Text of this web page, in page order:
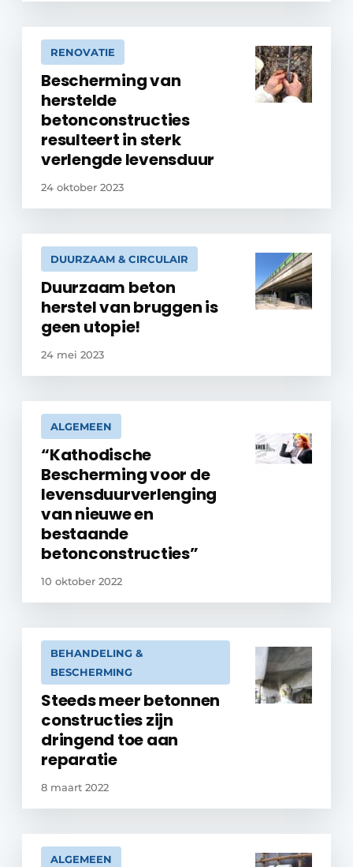
RENOVATIE
Bescherming van
herstelde
betonconstructies
resulteert in sterk
verlengde levensduur
24 oktober 2023
DUURZAAM & CIRCULAIR
Duurzaam beton
herstel van bruggen is
geen utopie!
24 mei 2023
ALGEMEEN
“Kathodische
Bescherming voor de
levensduurverlenging
van nieuwe en
bestaande
betonconstructies”
10 oktober 2022
BEHANDELING &
BESCHERMING
Steeds meer betonnen
constructies zijn
dringend toe aan
reparatie
8 maart 2022
ALGEMEEN